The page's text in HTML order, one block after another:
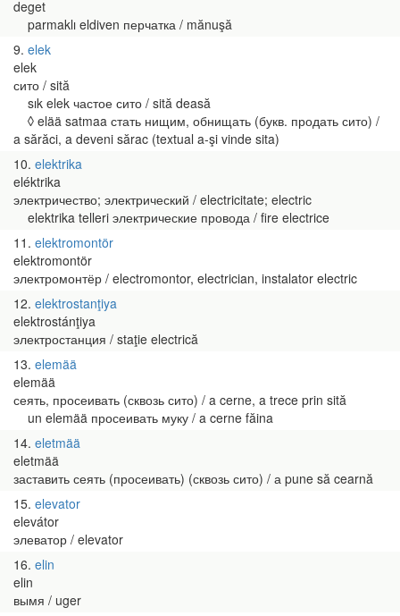
deget
parmaklı eldiven перчатка / mănuşă
9 elek
elek
сито / sită
sık elek частое сито / sită deasă
◊ elää satmaa стать нищим, обнищать (букв. продать сито) /
a sărăci, a deveni sărac (textual a-şi vinde sita)
10 elektrika
eléktrika
электричество; электрический / electricitate; electric
elektrika telleri электрические провода / fire electrice
11 elektromontör
elektromontör
электромонтёр / electromontor, electrician, instalator electric
12 elektrostanţiya
elektrostánţiya
электростанция / staţie electrică
13 elemää
elemää
сеять, просеивать (сквозь сито) / a cerne, a trece prin sită
un elemää просеивать муку / a cerne făina
14 eletmää
eletmää
заставить сеять (просеивать) (сквозь сито) / а pune să cearnă
15 elevator
elevátor
элеватор / elevator
16 elin
elin
вымя / uger